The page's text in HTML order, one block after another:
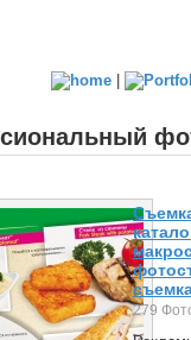
|
279